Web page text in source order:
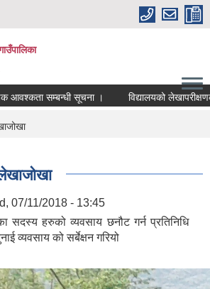
सम्बन्धी सूचना । विद्यालयको लेखापरीक्षणका
07/11/2018 - 13:45
सदस्य हरुको व्यवसाय छनौट गर्न प्रतिनिधि
व्यवसाय को सर्बेक्षन गरियो